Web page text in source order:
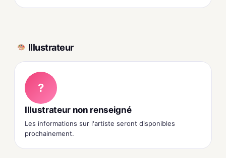
Illustrateur
?
Illustrateur non renseigné
Les informations sur l'artiste seront disponibles
prochainement.